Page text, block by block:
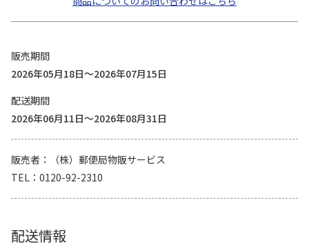
販売期間
2026年05月18日～2026年07月15日
配送期間
2026年06月11日～2026年08月31日
販売者
（株）郵便局物販サービス
TEL
0120-92-2310
配送情報